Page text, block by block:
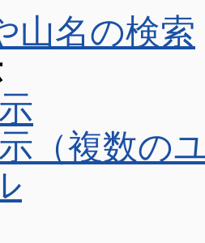
山名の検索
（複数の